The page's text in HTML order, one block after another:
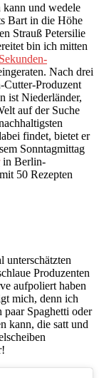
und wedele
Bart in die Höhe
Strauß Petersilie
bin ich mitten
Nach drei
Cutter-Produzent
ist Niederländer,
auf der Suche
findet, bietet er
Sonntagmittag
in Berlin-
50 Rezepten
unterschätzten
Produzenten
aufpoliert haben
mich, denn ich
Spaghetti oder
kann, die satt und